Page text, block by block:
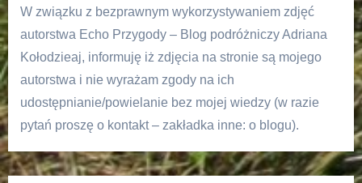
W związku z bezprawnym wykorzystywaniem zdjęć
autorstwa Echo Przygody – Blog podróżniczy Adriana
Kołodzieaj, informuję iż zdjęcia na stronie są mojego
autorstwa i nie wyrażam zgody na ich
udostępnianie/powielanie bez mojej wiedzy (w razie
pytań proszę o kontakt – zakładka inne: o blogu).